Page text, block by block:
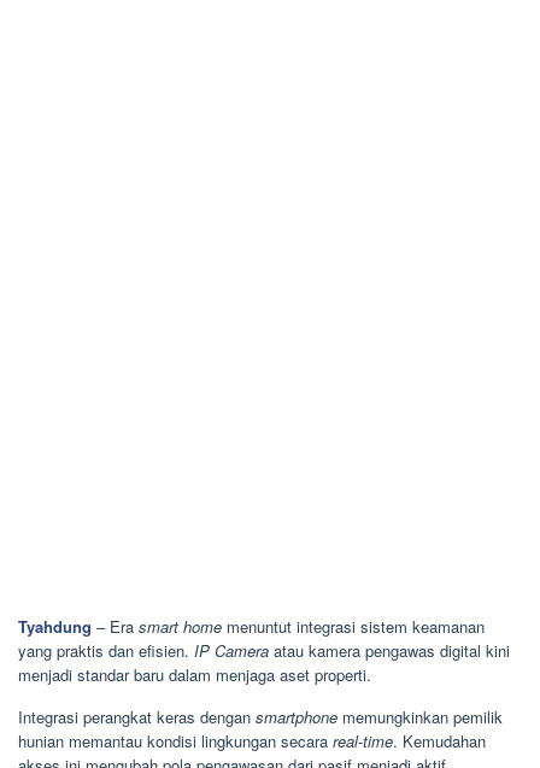
Tyahdung – Era smart home menuntut integrasi sistem keamanan
yang praktis dan efisien. IP Camera atau kamera pengawas digital kini
menjadi standar baru dalam menjaga aset properti.
Integrasi perangkat keras dengan smartphone memungkinkan pemilik
hunian memantau kondisi lingkungan secara real-time. Kemudahan